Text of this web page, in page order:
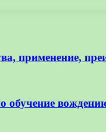
применение,
обучение